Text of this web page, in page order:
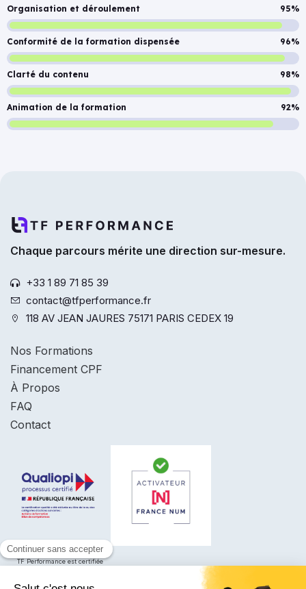
Organisation et déroulement 95%
Conformité de la formation dispensée 96%
Clarté du contenu 98%
Animation de la formation 92%
Chaque parcours mérite une direction sur-mesure.
+33 1 89 71 85 39
contact@tfperformance.fr
118 AV JEAN JAURES 75171 PARIS CEDEX 19
Nos Formations
Financement CPF
À Propos
FAQ
Contact
Voir le certificat Qualiopi
TF Performance est certifiée